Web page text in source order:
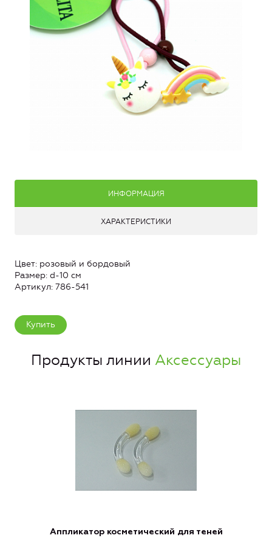
ИНФОРМАЦИЯ
ХАРАКТЕРИСТИКИ
Цвет: розовый и бордовый
Размер: d-10 см
Артикул: 786-541
Купить
Продукты линии Аксессуары
Аппликатор косметический для теней